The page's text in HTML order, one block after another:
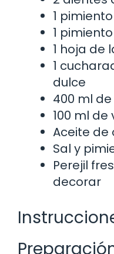
1
1
1 hoja de
1
dulce
400 ml
100 ml
Aceite de
Sal y
Perejil
decorar